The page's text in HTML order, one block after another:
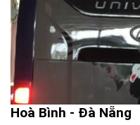
Hoà Bình - Đà Nẵng